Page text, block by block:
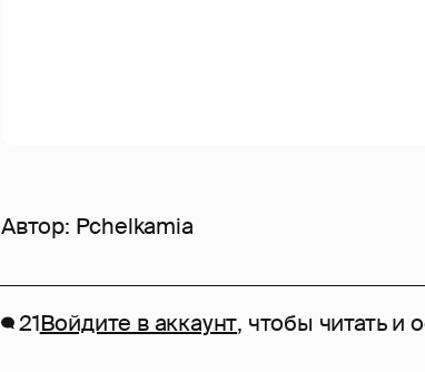
Автор: Pchelkamia
21Войдите в аккаунт, чтобы читать и